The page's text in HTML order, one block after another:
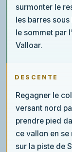
surmonter le
les barres
le sommet par
Valloar.
DESCENTE
Regagner le
versant nord
prendre pied
ce vallon en se
sur la piste de